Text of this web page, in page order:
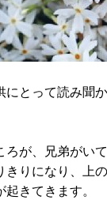
とって読み聞
が、兄弟がい
きりになり、上
起きてきます。